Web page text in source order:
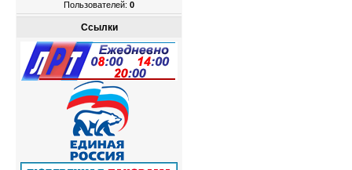
Пользователей: 0
Ссылки